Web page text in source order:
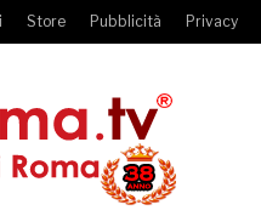
Store Pubblicità Privacy